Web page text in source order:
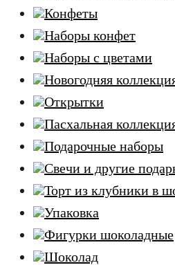
Конфеты
Наборы конфет
Наборы с цветами
Новогодняя
Открытки
Пасхальная
Подарочные наборы
Свечи и другие
Торт из клубники в
Упаковка
Фигурки шоколадные
Шоколад